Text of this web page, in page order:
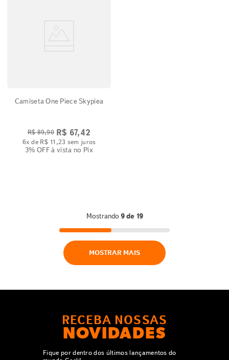
Camiseta One Piece Skypiea
R$ 89,90 R$ 67,42
6x de R$ 11 ,23 sem juros
3% OFFà vista no Pix
Mostrando 9 de 19
MOSTRAR MAIS
RECEBA NOSSAS
NOVIDADES
Fique por dentro dos últimos lançamentos do